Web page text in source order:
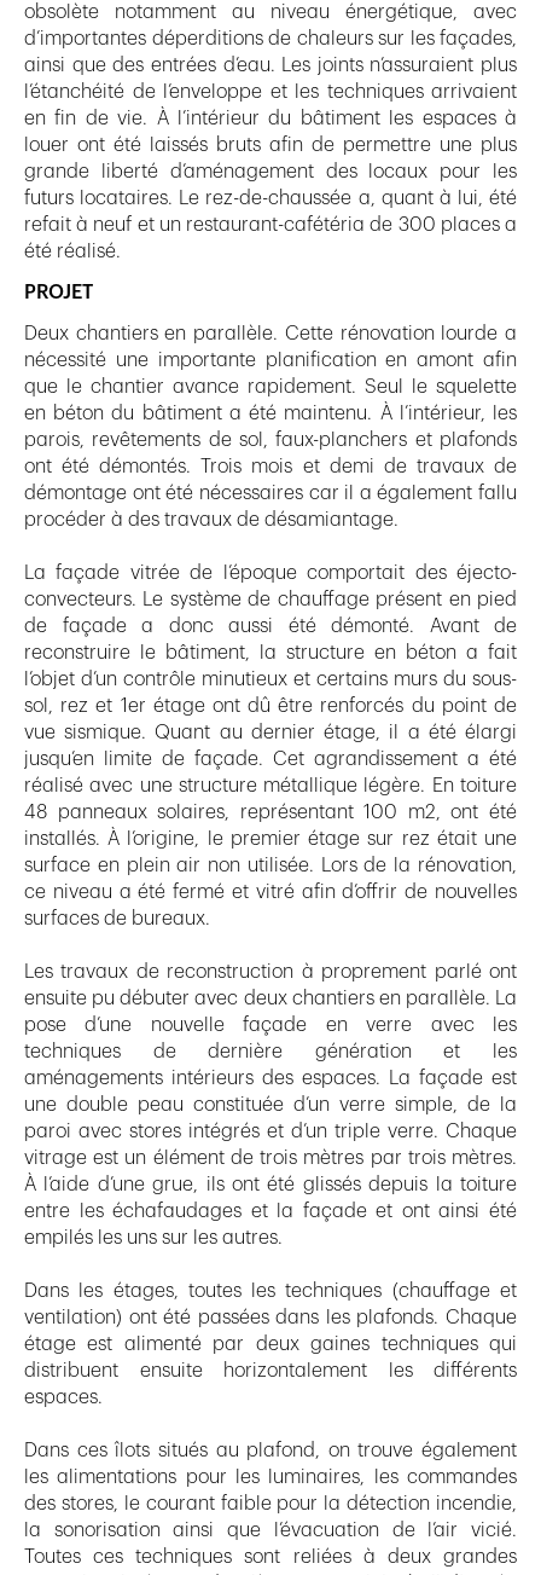
obsolète notamment au niveau énergétique, avec
d’importantes déperditions de chaleurs sur les façades,
ainsi que des entrées d’eau. Les joints n’assuraient plus
l’étanchéité de l’enveloppe et les techniques arrivaient
en fin de vie. À l’intérieur du bâtiment les espaces à
louer ont été laissés bruts afin de permettre une plus
grande liberté d’aménagement des locaux pour les
futurs locataires. Le rez-de-chaussée a, quant à lui, été
refait à neuf et un restaurant-cafétéria de 300 places a
été réalisé.
PROJET
Deux chantiers en parallèle. Cette rénovation lourde a
nécessité une importante planification en amont afin
que le chantier avance rapidement. Seul le squelette
en béton du bâtiment a été maintenu. À l’intérieur, les
parois, revêtements de sol, faux-planchers et plafonds
ont été démontés. Trois mois et demi de travaux de
démontage ont été nécessaires car il a également fallu
procéder à des travaux de désamiantage.
La façade vitrée de l’époque comportait des éjecto-
convecteurs. Le système de chauffage présent en pied
de façade a donc aussi été démonté. Avant de
reconstruire le bâtiment, la structure en béton a fait
l’objet d’un contrôle minutieux et certains murs du sous-
sol, rez et 1er étage ont dû être renforcés du point de
vue sismique. Quant au dernier étage, il a été élargi
jusqu’en limite de façade. Cet agrandissement a été
réalisé avec une structure métallique légère. En toiture
48 panneaux solaires, représentant 100 m2, ont été
installés. À l’origine, le premier étage sur rez était une
surface en plein air non utilisée. Lors de la rénovation,
ce niveau a été fermé et vitré afin d’offrir de nouvelles
surfaces de bureaux.
Les travaux de reconstruction à proprement parlé ont
ensuite pu débuter avec deux chantiers en parallèle. La
pose d’une nouvelle façade en verre avec les
techniques de dernière génération et les
aménagements intérieurs des espaces. La façade est
une double peau constituée d’un verre simple, de la
paroi avec stores intégrés et d’un triple verre. Chaque
vitrage est un élément de trois mètres par trois mètres.
À l’aide d’une grue, ils ont été glissés depuis la toiture
entre les échafaudages et la façade et ont ainsi été
empilés les uns sur les autres.
Dans les étages, toutes les techniques (chauffage et
ventilation) ont été passées dans les plafonds. Chaque
étage est alimenté par deux gaines techniques qui
distribuent ensuite horizontalement les différents
espaces.
Dans ces îlots situés au plafond, on trouve également
les alimentations pour les luminaires, les commandes
des stores, le courant faible pour la détection incendie,
la sonorisation ainsi que l’évacuation de l’air vicié.
Toutes ces techniques sont reliées à deux grandes